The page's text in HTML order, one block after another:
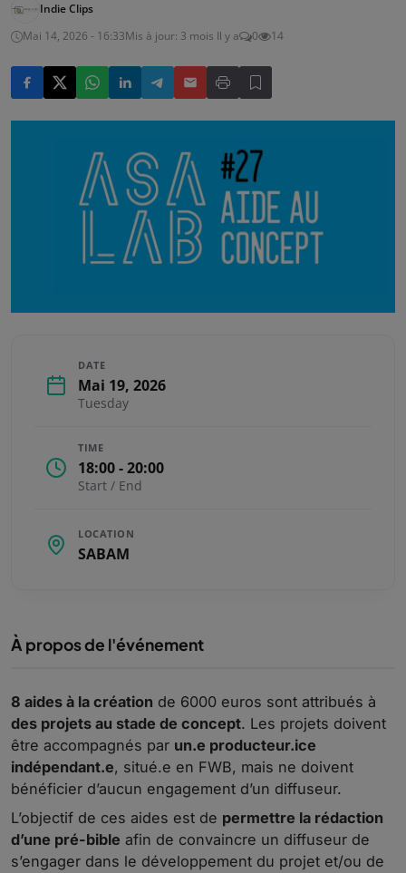
Indie Clips
Mai 14, 2026 - 16:33Mis à jour: 3 mois Il y a 0 14
DATE
Mai 19, 2026
Tuesday
TIME
18:00 - 20:00
Start / End
LOCATION
SABAM
À propos de l'événement
8 aides à la création de 6000 euros sont attribués à
des projets au stade de concept. Les projets doivent
être accompagnés par un.e producteur.ice
indépendant.e, situé.e en FWB, mais ne doivent
bénéficier d’aucun engagement d’un diffuseur.
L’objectif de ces aides est de permettre la rédaction
d’une pré-bible afin de convaincre un diffuseur de
s’engager dans le développement du projet et/ou de